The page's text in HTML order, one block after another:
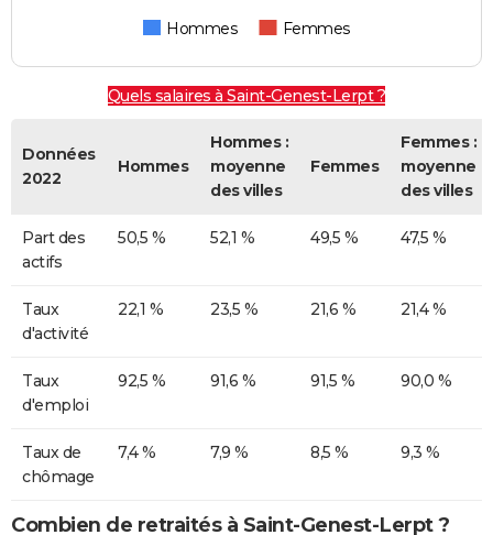
Hommes Femmes
Quels salaires à Saint-Genest-Lerpt ?
Données
2022
Hommes
Hommes :
moyenne
des villes
Femmes
Femmes :
moyenne
des villes
Part des
actifs
50,5 % 52,1 % 49,5 % 47,5 %
Taux
d'activité
22,1 % 23,5 % 21,6 % 21,4 %
Taux
d'emploi
92,5 % 91,6 % 91,5 % 90,0 %
Taux de
chômage
7,4 % 7,9 % 8,5 % 9,3 %
Combien de retraités à Saint-Genest-Lerpt ?